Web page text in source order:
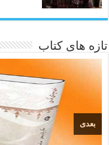
تازه های کتاب
بعدی